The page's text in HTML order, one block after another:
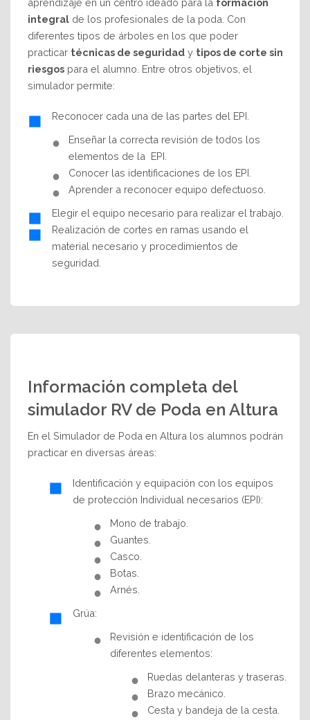
aprendizaje en un centro ideado para la formación
integral de los profesionales de la poda. Con
diferentes tipos de árboles en los que poder
practicar técnicas de seguridad y tipos de corte sin
riesgos para el alumno. Entre otros objetivos, el
simulador permite:
Reconocer cada una de las partes del EPI.
Enseñar la correcta revisión de t0d0s los
elementos de la EPI.
Conocer las identificaciones de los EPI.
Aprender a reconocer equipo defectuoso.
Elegir el equipo necesario para realizar el trabajo.
Realización de cortes en ramas usando el
material necesario y procedimientos de
seguridad.
Información completa del
simulador RV de Poda en Altura
En el Simulador de Poda en Altura los alumnos podrán
practicar en diversas áreas:
Identificación y equipación con los equipos
de protección Individual necesarios (EPI):
Mono de trabajo.
Guantes.
Casco.
Botas.
Arnés.
Grúa:
Revisión e identificación de los
diferentes elementos:
Ruedas delanteras y traseras.
Brazo mecánico.
Cesta y bandeja de la cesta.